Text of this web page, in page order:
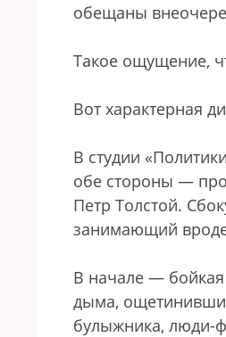
обещаны
Такое ощущение,
Вот характерная
В студии
обе стороны —
Петр Толстой.
занимающий
В начале — бойкая
дыма,
булыжника, люди-